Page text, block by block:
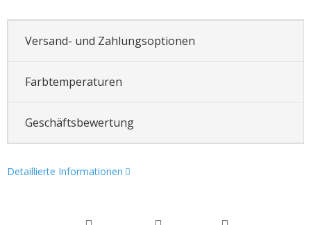
Versand- und Zahlungsoptionen
Farbtemperaturen
Geschäftsbewertung
Detaillierte Informationen